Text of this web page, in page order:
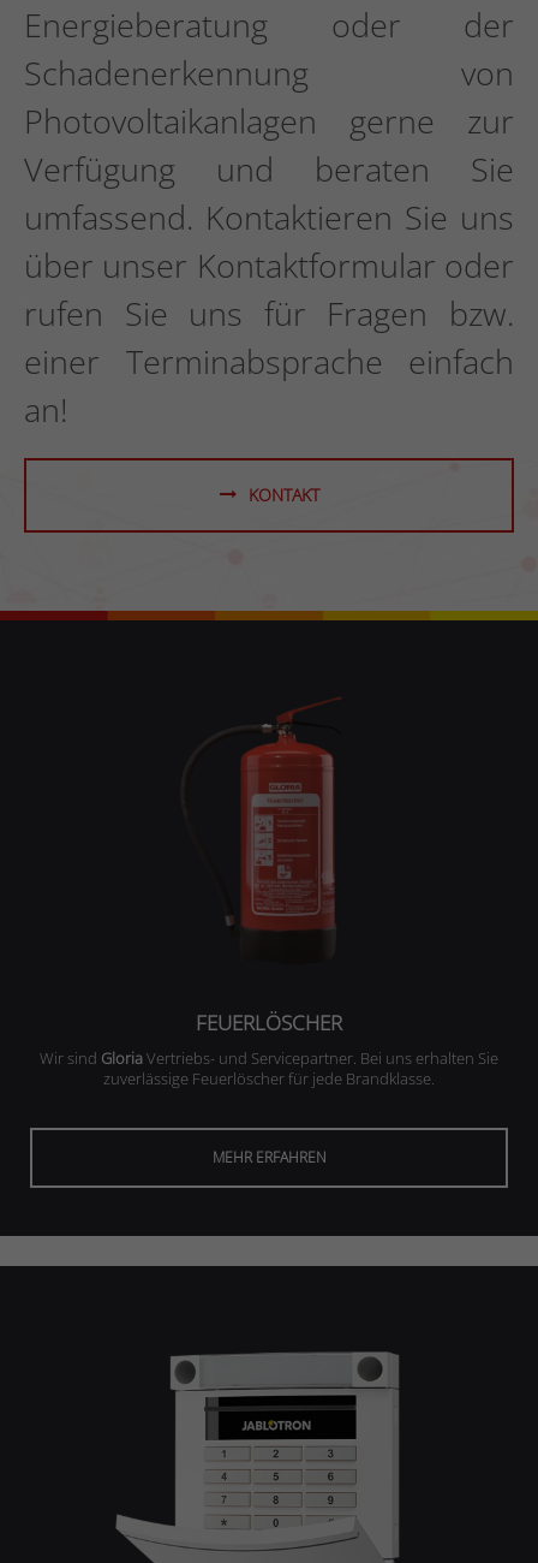
Energieberatung oder der
Schadenerkennung von
Photovoltaikanlagen gerne zur
Verfügung und beraten Sie
umfassend. Kontaktieren Sie uns
über unser Kontaktformular oder
rufen Sie uns für Fragen bzw.
einer Terminabsprache einfach
an!
KONTAKT
FEUERLÖSCHER
Wir sind GloriaVertriebs- und Servicepartner. Bei uns erhalten Sie
zuverlässige Feuerlöscher für jede Brandklasse.
MEHR ERFAHREN